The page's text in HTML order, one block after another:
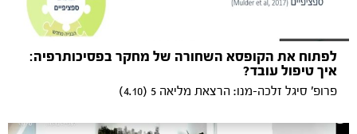
לפתוח את הקופסא השחורה של מחקר בפסיכותרפיה:
איך טיפול עובד?
פרופ' סיגל זלכה-מנו: הרצאת מליאה 5 (4.10)